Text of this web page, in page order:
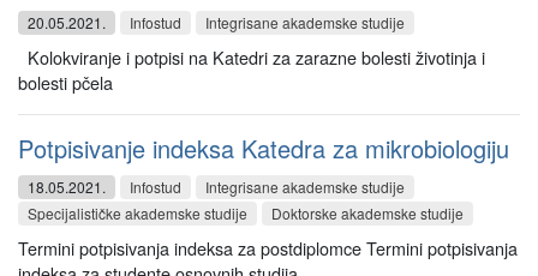
20.05.2021. Infostud Integrisane akademske studije
Kolokviranje i potpisi na Katedri za zarazne bolesti životinja i
bolesti pčela
Potpisivanje indeksa Katedra za mikrobiologiju
18.05.2021. Infostud
Integrisane akademske studije
Specijalističke akademske studije
Doktorske akademske studije
Termini potpisivanja indeksa za postdiplomce Termini potpisivanja